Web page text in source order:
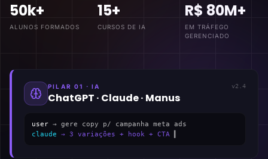
50k+
ALUNOS FORMADOS
15+
CURSOS DE IA
R$ 80M+
EM TRÁFEGO
GERENCIADO
PILAR 01 · IA
ChatGPT · Claude · Manus
v2.4
user → gere copy p/ campanha meta ads
claude → 3 variações + hook + CTA